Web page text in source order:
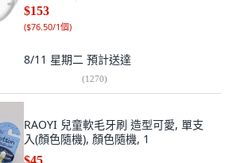
$153
($76.50/1個)
8/11 星期二 預計送達
(1270)
RAOYI 兒童軟毛牙刷 造型可愛, 單支
入(顏色隨機), 顏色隨機, 1
$45